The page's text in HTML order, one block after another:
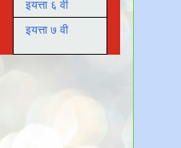
इयत्ता ६ वी
इयत्ता ७ वी